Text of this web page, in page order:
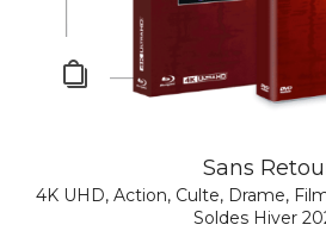
Sans
4K UHD, Action, Culte, Drame,
Soldes Hiver